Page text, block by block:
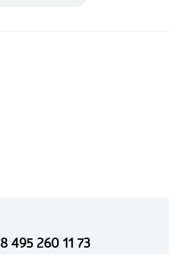
8 495 260 11 73